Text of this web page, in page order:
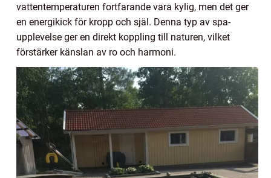
vattentemperaturen fortfarande vara kylig, men det ger
en energikick för kropp och själ. Denna typ av spa-
upplevelse ger en direkt koppling till naturen, vilket
förstärker känslan av ro och harmoni.